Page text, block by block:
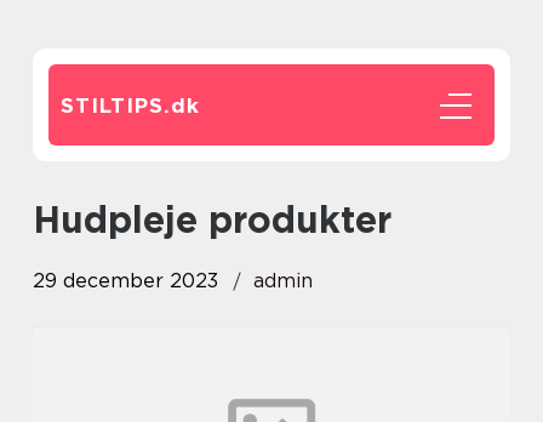
STILTIPS.dk
hudpleje produkter
29 december 2023 admin